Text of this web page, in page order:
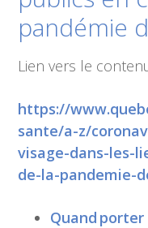
pandémie
Lien vers le
https://
sante/a-z/
visage-dans-les-
de-la-pandemie-
Quand